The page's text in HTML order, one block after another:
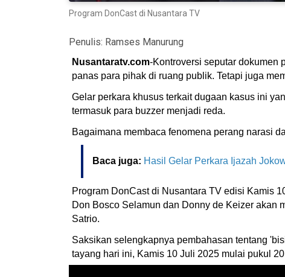
Program DonCast di Nusantara TV
Penulis: Ramses Manurung
Nusantaratv.com-Kontroversi seputar dokumen
panas para pihak di ruang publik. Tetapi juga
Gelar perkara khusus terkait dugaan kasus ini
termasuk para buzzer menjadi reda.
Bagaimana membaca fenomena perang narasi
Baca juga: Hasil Gelar Perkara Ijazah
Program DonCast di Nusantara TV edisi Kamis
Don Bosco Selamun dan Donny de Keizer akan
Satrio.
Saksikan selengkapnya pembahasan tentang
tayang hari ini, Kamis 10 Juli 2025 mulai pukul